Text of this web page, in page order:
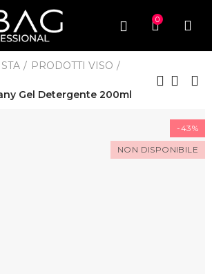
0
PRODOTTI VISO
Gel Detergente 200ml
-43%
NON DISPONIBILE